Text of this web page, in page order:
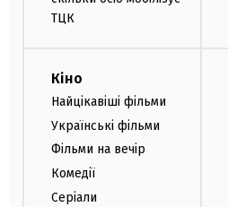
ТЦК
Кіно
Найцікавіші фільми
Українські фільми
Фільми на вечір
Комедії
Серіали